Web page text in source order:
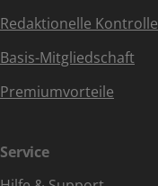
Redaktionelle Kontrolle
Basis-Mitgliedschaft
Premiumvorteile
Service